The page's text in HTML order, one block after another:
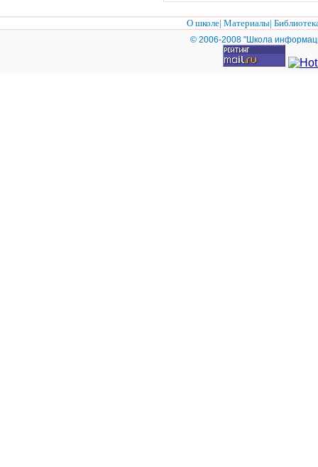
О школе| Материалы|
© 2006-2008 "Школа